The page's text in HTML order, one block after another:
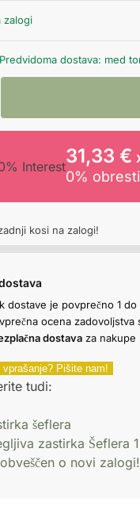
zalogi
dostava: med
31,33 €
0%
kosi na zalogi!
dostave je povprečno 1
ocena zadovoljstva
dostavaza nakupe
vprašanje? Pišite nam!
tudi:
zastirka Šeflera
o novi zalogi!